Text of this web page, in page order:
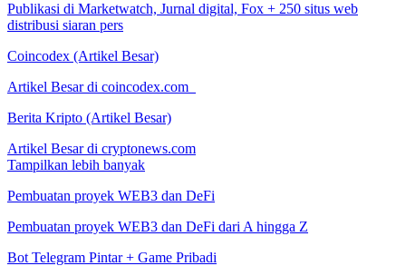
Publikasi di Marketwatch, Jurnal digital, Fox + 250 situs web
distribusi siaran pers
Coincodex (Artikel Besar)
Artikel Besar di coincodex.com
Berita Kripto (Artikel Besar)
Artikel Besar di cryptonews.com
Tampilkan lebih banyak
Pembuatan proyek WEB3 dan DeFi
Pembuatan proyek WEB3 dan DeFi dari A hingga Z
Bot Telegram Pintar + Game Pribadi